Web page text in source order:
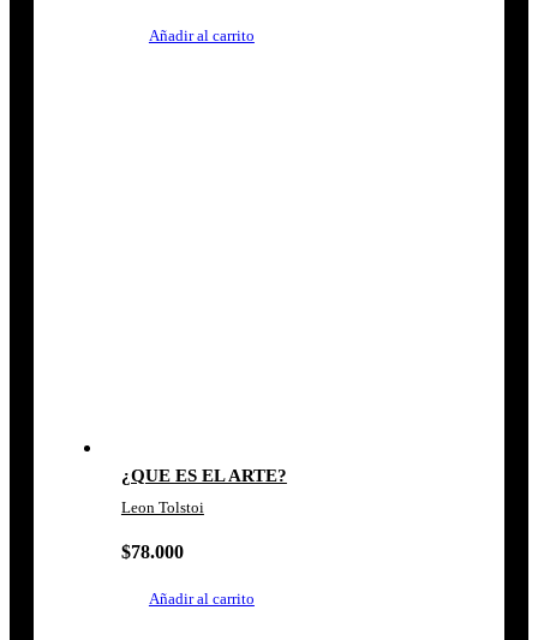
Añadir al carrito
¿QUE ES EL ARTE?
Leon Tolstoi
$78.000
Añadir al carrito